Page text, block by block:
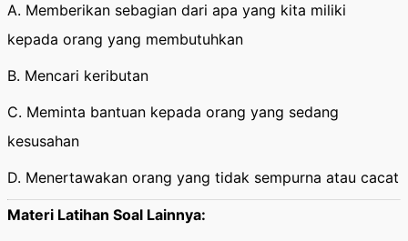
A. Memberikan sebagian dari apa yang kita miliki
kepada orang yang membutuhkan
B. Mencari keributan
C. Meminta bantuan kepada orang yang sedang
kesusahan
D. Menertawakan orang yang tidak sempurna atau cacat
Materi Latihan Soal Lainnya: